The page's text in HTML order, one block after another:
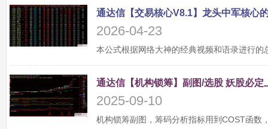
2026-04-23
2025-09-10